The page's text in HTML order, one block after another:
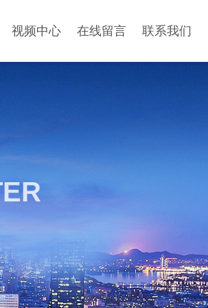
视频中心 在线留言 联系我们